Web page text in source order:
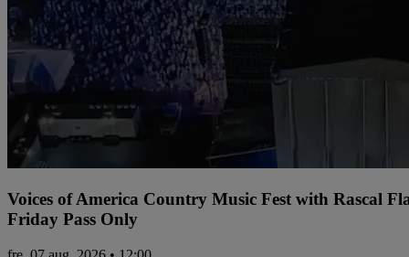
Voices of America Country Music Fest with Rascal
Friday Pass Only